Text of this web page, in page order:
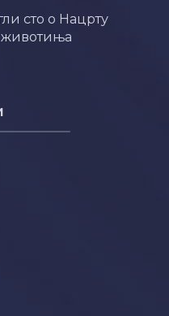
сто о Нацрту
животиња